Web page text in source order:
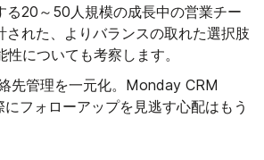
る20～50人規模の成長中の営業チー
された、よりバランスの取れた選択肢
についても考察します。
先管理を一元化。Monday CRM
フォローアップを見逃す心配はもう